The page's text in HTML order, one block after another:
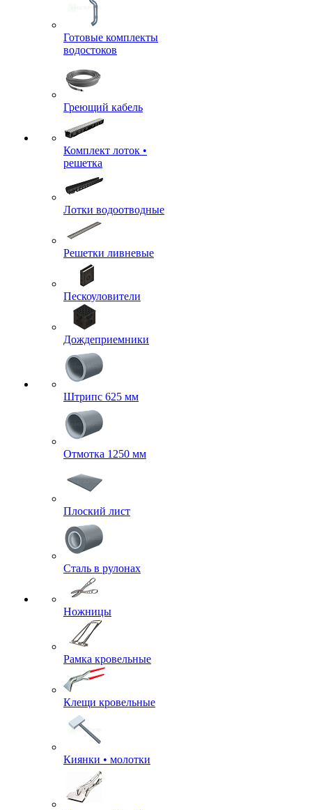
Готовые комплекты
водостоков
Греющий кабель
Комплект лоток •
решетка
Лотки водоотводные
Решетки ливневые
Пескоуловители
Дождеприемники
Штрипс 625 мм
Отмотка 1250 мм
Плоский лист
Сталь в рулонах
Ножницы
Рамка кровельные
Клещи кровельные
Киянки • молотки